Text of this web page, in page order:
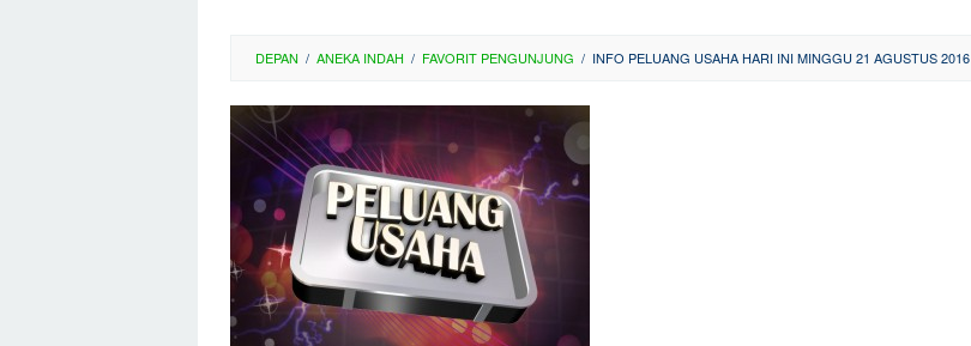
DEPAN / ANEKA INDAH / FAVORIT PENGUNJUNG / INFO PELUANG USAHA HARI INI MINGGU 21 AGUSTUS 2016